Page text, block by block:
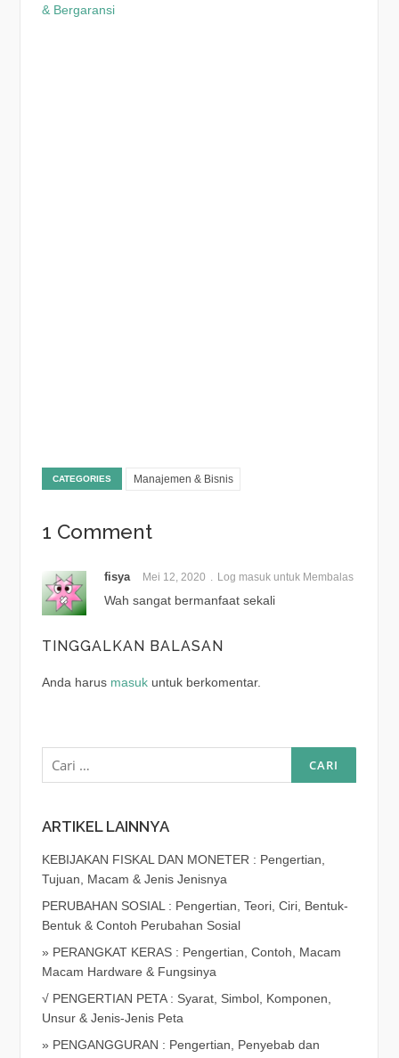
& Bergaransi
CATEGORIES Manajemen & Bisnis
1 Comment
fisya Mei 12, 2020 Log masuk untuk Membalas
Wah sangat bermanfaat sekali
TINGGALKAN BALASAN
Anda harus masukuntuk berkomentar.
Cari
untuk:
ARTIKEL LAINNYA
KEBIJAKAN FISKAL DAN MONETER : Pengertian,
Tujuan, Macam & Jenis Jenisnya
PERUBAHAN SOSIAL : Pengertian, Teori, Ciri, Bentuk-
Bentuk & Contoh Perubahan Sosial
» PERANGKAT KERAS : Pengertian, Contoh, Macam
Macam Hardware & Fungsinya
√ PENGERTIAN PETA : Syarat, Simbol, Komponen,
Unsur & Jenis-Jenis Peta
» PENGANGGURAN : Pengertian, Penyebab dan